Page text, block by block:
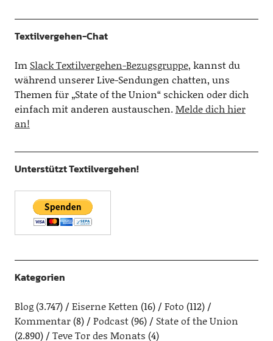
Textilvergehen-Chat
Im Slack Textilvergehen-Bezugsgruppe, kannst du
während unserer Live-Sendungen chatten, uns
Themen für „State of the Union“ schicken oder dich
einfach mit anderen austauschen.Melde dich hier
an!
Unterstützt Textilvergehen!
Kategorien
Blog(3.747) Eiserne Ketten (16) Foto (112)
Kommentar(8) Podcast(96)
State of the Union
(2.890)
Teve Tor des Monats (4)